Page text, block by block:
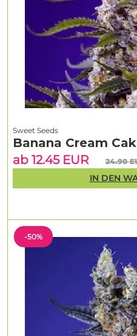
-50%
Sweet Seeds
Banana Cream
ab 12.45 EUR
24.90
IN DEN